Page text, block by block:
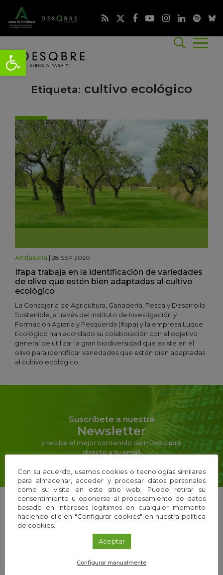
Etiqueta: cultivo ecológico
Andalucía | 28 SEP 2020
Ifapa trabaja en la identificación de variedades
de olivo que estén bien adaptadas al cultivo
ecológico
La Consejería de Agricultura, Ganadería, Pesca y Desarrollo
Sostenible, a través del Instituto de Investigación y
Formación Agraria y Pesquerda (Ifapa) y la empresa Luque
Ecológico han acordado su colaboración con el objetivo
general de utilizar la gran biodiversidad que existe en el
olivo para identificar variedades que estén bien adaptadas
al cultivo ecológico.
Suscríbete a nuestra
Newsletter
y recibe el mejor contenido de i+Descubre
directo a tu email
La Fundación
Con su acuerdo, usamos cookies o tecnologías similares
para almacenar, acceder y procesar datos personales
como su visita en este sitio web. Puede retirar su
consentimiento u oponerse al procesamiento de datos
basado en intereses legítimos en cualquier momento
haciendo clic en "Configurar cookies" en nuestra política
de cookies.
Aceptar
Configurar manualmente